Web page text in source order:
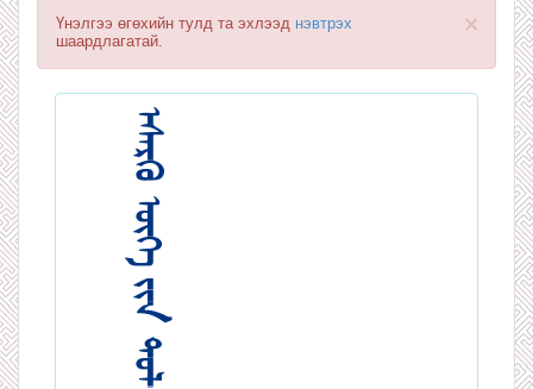
×
Үнэлгээ өгөхийн тулд та эхлээд нэвтрэх
шаардлагатай.